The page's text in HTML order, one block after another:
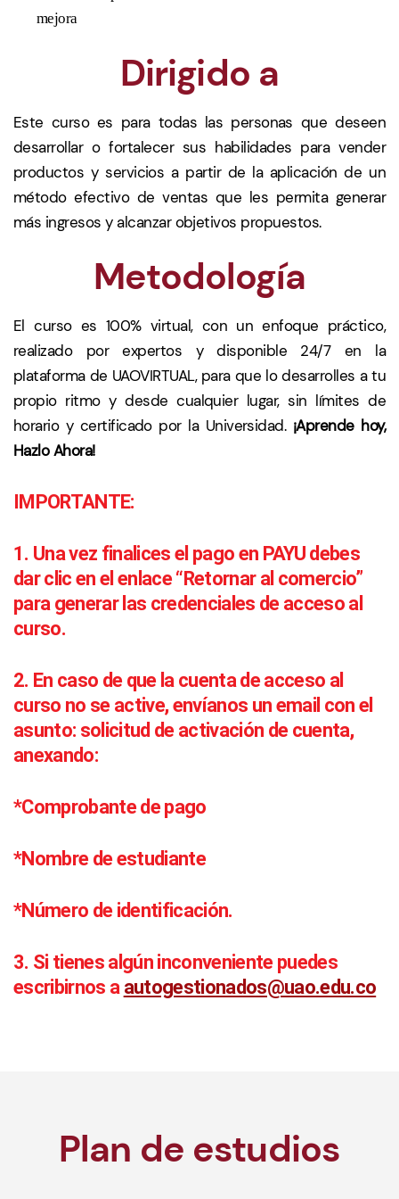
mejora
Dirigido a
Este curso es para todas las personas que deseen
desarrollar o fortalecer sus habilidades para vender
productos y servicios a partir de la aplicación de un
método efectivo de ventas que les permita generar
más ingresos y alcanzar objetivos propuestos.
Metodología
El curso es 100% virtual, con un enfoque práctico,
realizado por expertos y disponible 24/7 en la
plataforma de UAOVIRTUAL, para que lo desarrolles a tu
propio ritmo y desde cualquier lugar, sin límites de
horario y certificado por la Universidad. ¡Aprende hoy,
Hazlo Ahora!
IMPORTANTE:
1. Una vez finalices el pago en PAYU debes
dar clic en el enlace “Retornar al comercio”
para generar las credenciales de acceso al
curso.
2. En caso de que la cuenta de acceso al
curso no se active, envíanos un email con el
asunto: solicitud de activación de cuenta,
anexando:
*Comprobante de pago
*Nombre de estudiante
*Número de identificación.
3. Si tienes algún inconveniente puedes
escribirnos a autogestionados@uao.edu.co
Plan de estudios